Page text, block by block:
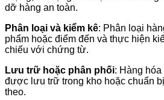
dỡ hàng an toàn.
Phân loại và kiểm kê: Phân loại
phẩm hoặc điểm đến và thực hiện
chiếu với chứng từ.
Lưu trữ hoặc phân phối: Hàng
được lưu trữ trong kho hoặc chuẩn
theo.